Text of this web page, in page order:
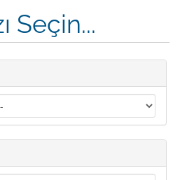
Seçin...